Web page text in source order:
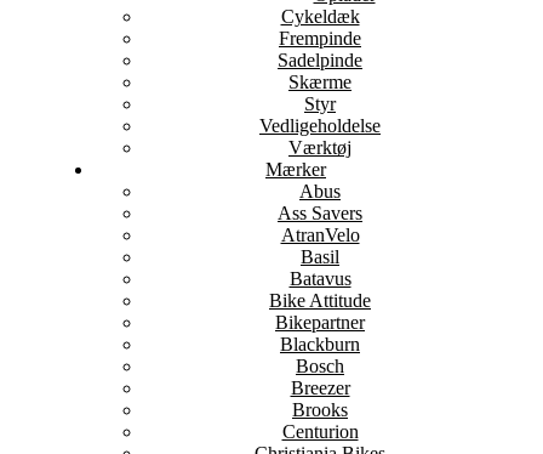
Cykeldæk
Frempinde
Sadelpinde
Skærme
Styr
Vedligeholdelse
Værktøj
Mærker
Abus
Ass Savers
AtranVelo
Basil
Batavus
Bike Attitude
Bikepartner
Blackburn
Bosch
Breezer
Brooks
Centurion